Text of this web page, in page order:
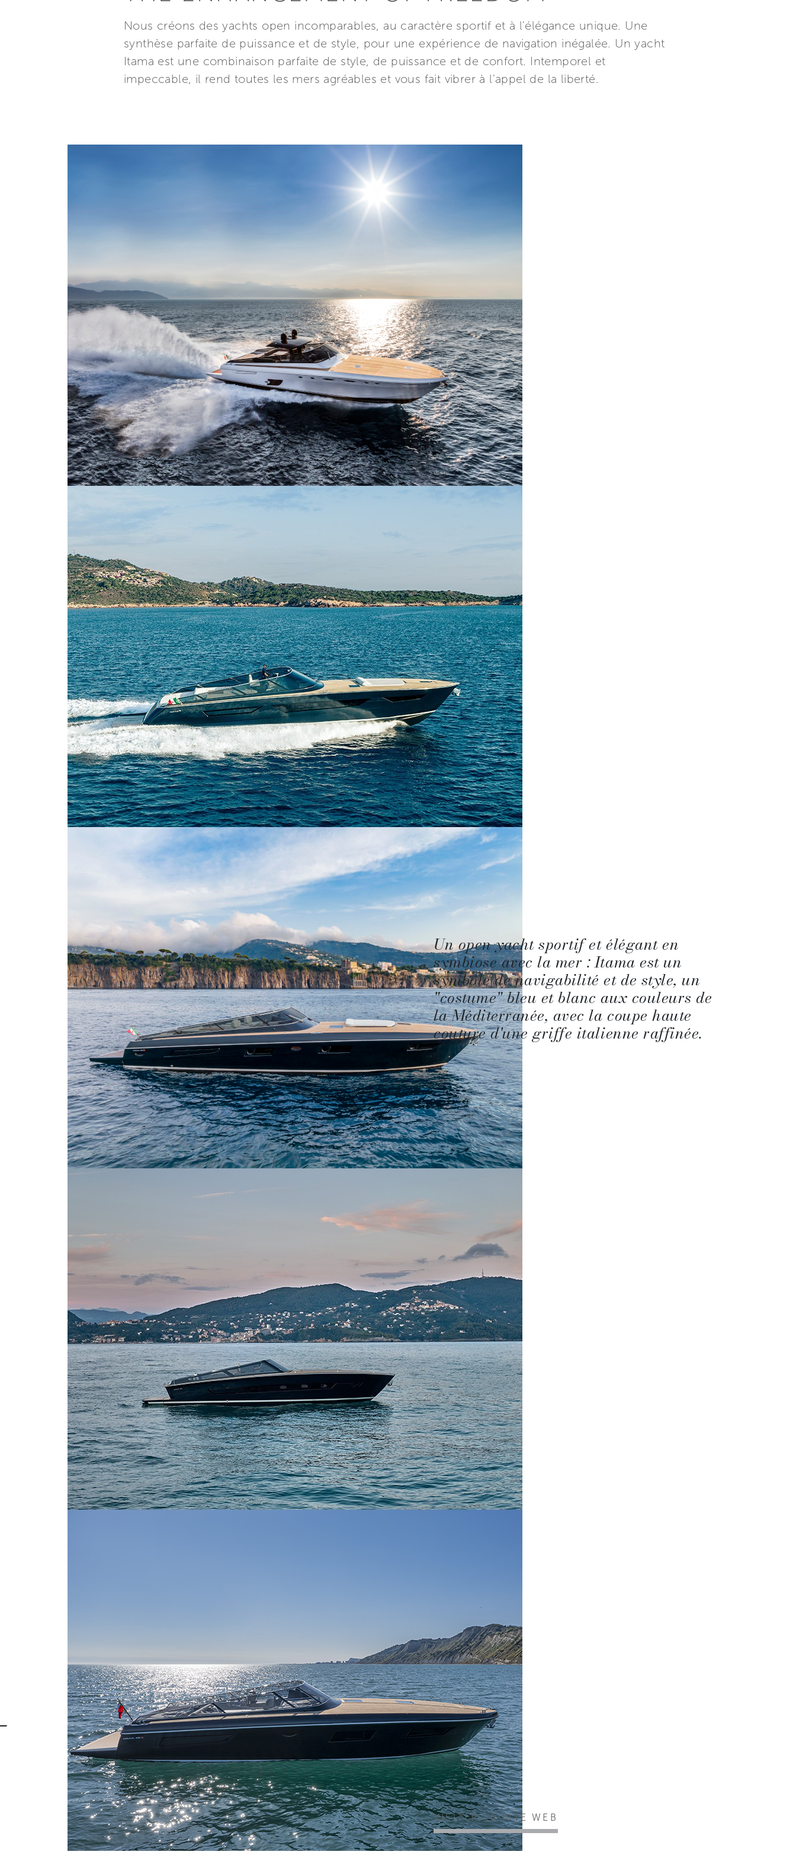
Nous créons des yachts open incomparables, au caractère sportif et à l'élégance unique. Une
synthèse parfaite de puissance et de style, pour une expérience de navigation inégalée. Un yacht
Itama est une combinaison parfaite de style, de puissance et de confort. Intemporel et
impeccable, il rend toutes les mers agréables et vous fait vibrer à l'appel de la liberté.
Un open yacht sportif et élégant en
symbiose avec la mer : Itama est un
symbole de navigabilité et de style, un
"costume" bleu et blanc aux couleurs de
la Méditerranée, avec la coupe haute
couture d'une griffe italienne raffinée.
VISITER LE SITE WEB